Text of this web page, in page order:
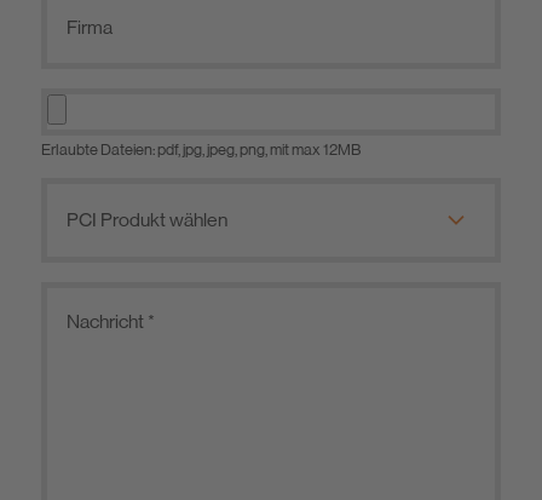
Erlaubte Dateien: pdf, jpg, jpeg, png, mit max 12MB